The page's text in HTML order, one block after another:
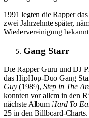
1991 legten die Rapper
zwei Jahrzehnte später,
Wiedervereinigung
Gang Starr
Die Rapper Guru und DJ
das HipHop-Duo Gang
Guy (1989), Step in The
konnten vor allem in den
nächste Album Hard To
25 in den Billboard-Charts.